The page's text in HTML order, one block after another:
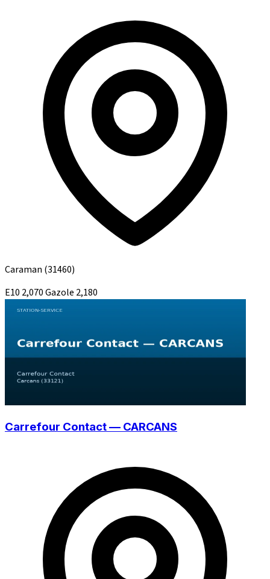
Caraman (31460)
E10 2,070Gazole 2,180
Carrefour Contact — CARCANS